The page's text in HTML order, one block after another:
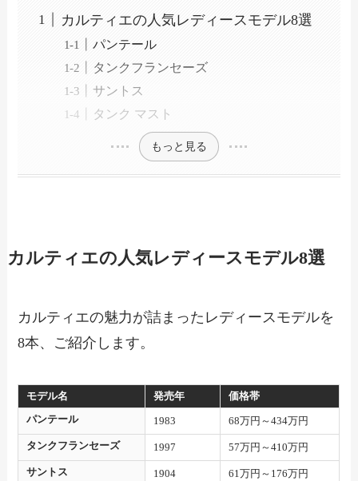
カルティエの人気レディースモデル8選
パンテール
タンクフランセーズ
サントス
タンク マスト
もっと見る
カルティエの人気レディースモデル8選
カルティエの魅力が詰まったレディースモデルを
8本、ご紹介します。
モデル名 発売年
価格帯
パンテール
1983 68万円～434万円
タンクフランセーズ 1997 57万円～410万円
サントス 1904 61万円～176万円